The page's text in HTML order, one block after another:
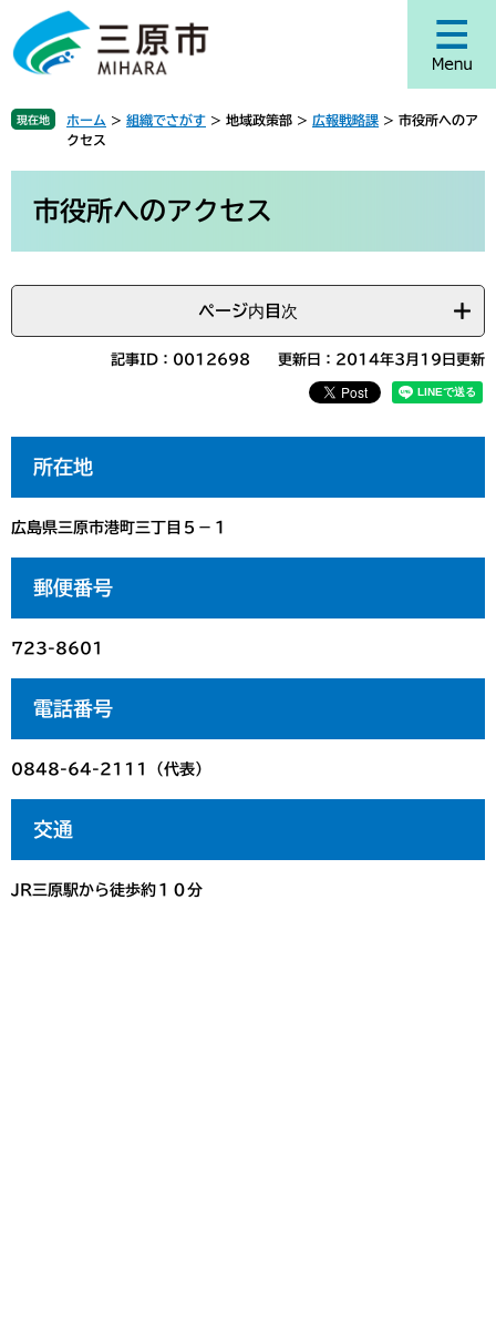
ジ
頭
す
ュ
飛
し
現在地 ホーム > 組織でさがす > 地域政策部 > 広報戦略課 > 市役所へのア
クセス
市役所へのアクセス
ページ内目次
記事ID：0012698 更新日：2014年3月19日更新
所在地
広島県三原市港町三丁目５－１
郵便番号
723-8601
電話番号
0848-64-2111（代表）
交通
JR三原駅から徒歩約１０分